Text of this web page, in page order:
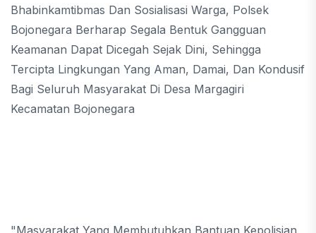
Bhabinkamtibmas Dan Sosialisasi Warga, Polsek
Bojonegara Berharap Segala Bentuk Gangguan
Keamanan Dapat Dicegah Sejak Dini, Sehingga
Tercipta Lingkungan Yang Aman, Damai, Dan Kondusif
Bagi Seluruh Masyarakat Di Desa Margagiri
Kecamatan Bojonegara
"Masyarakat Yang Membutuhkan Bantuan Kepolisian